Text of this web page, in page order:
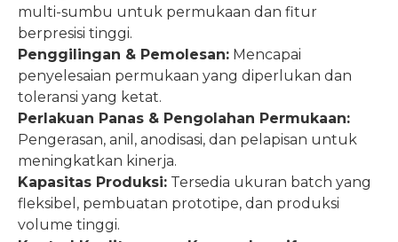
multi-sumbu untuk permukaan dan fitur
berpresisi tinggi.
Penggilingan & Pemolesan: Mencapai
penyelesaian permukaan yang diperlukan dan
toleransi yang ketat.
Perlakuan Panas & Pengolahan Permukaan:
Pengerasan, anil, anodisasi, dan pelapisan untuk
meningkatkan kinerja.
Kapasitas Produksi: Tersedia ukuran batch yang
fleksibel, pembuatan prototipe, dan produksi
volume tinggi.